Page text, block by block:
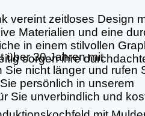
über 30 Jahren mit
nicht länger und rufen
persönlich in unserem
Sie unverbindlich und
vereint zeitloses Design
Materialien und eine
in einem stilvollen
sorgen ihre